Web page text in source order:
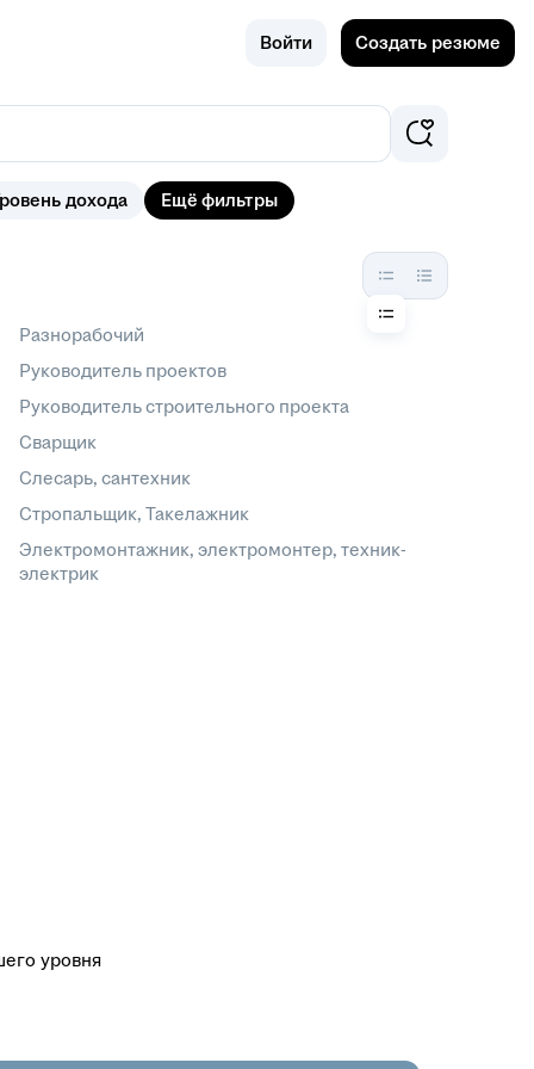
Войти Создать резюме
дохода Ещё фильтры
Разнорабочий
Руководитель проектов
Руководитель строительного проекта
Сварщик
Слесарь, сантехник
Стропальщик, Такелажник
Электромонтажник, электромонтер, техник-
электрик
уровня